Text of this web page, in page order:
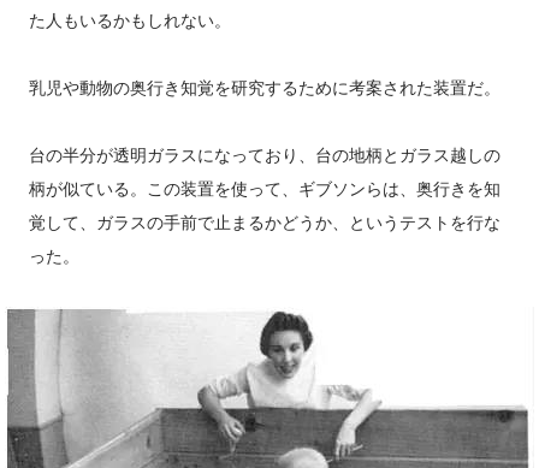
た人もいるかもしれない。
乳児や動物の奥行き知覚を研究するために考案された装置だ。
台の半分が透明ガラスになっており、台の地柄とガラス越しの
柄が似ている。この装置を使って、ギブソンらは、奥行きを知
覚して、ガラスの手前で止まるかどうか、というテストを行な
った。